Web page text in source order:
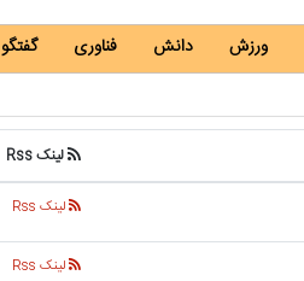
ورزش دانش فناوری گفتگو
لینک Rss
لینک Rss
لینک Rss